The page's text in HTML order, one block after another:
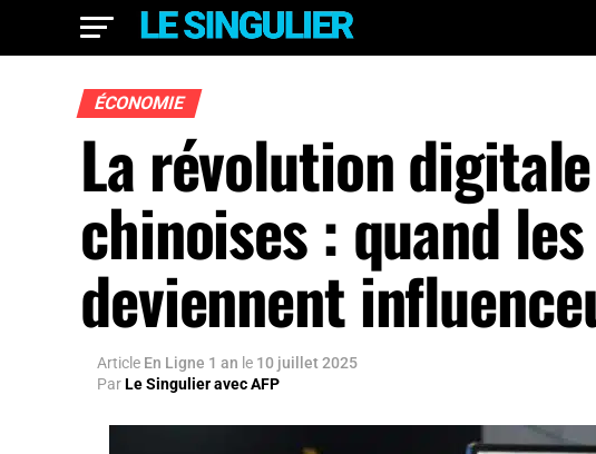
ÉCONOMIE
La révolution
chinoises : quand
deviennent
Article En Ligne 1 an le 10 juillet 2025
ParLe Singulier avec AFP